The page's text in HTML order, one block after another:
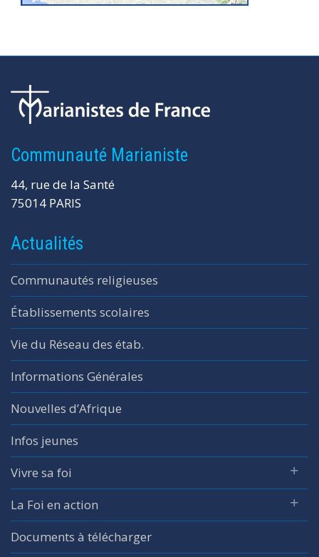
Communauté Marianiste
44, rue de la Santé
75014 PARIS
Actualités
Communautés religieuses
Établissements scolaires
Vie du Réseau des étab.
Informations Générales
Nouvelles d’Afrique
Infos jeunes
Vivre sa foi
La Foi en action
Documents à télécharger